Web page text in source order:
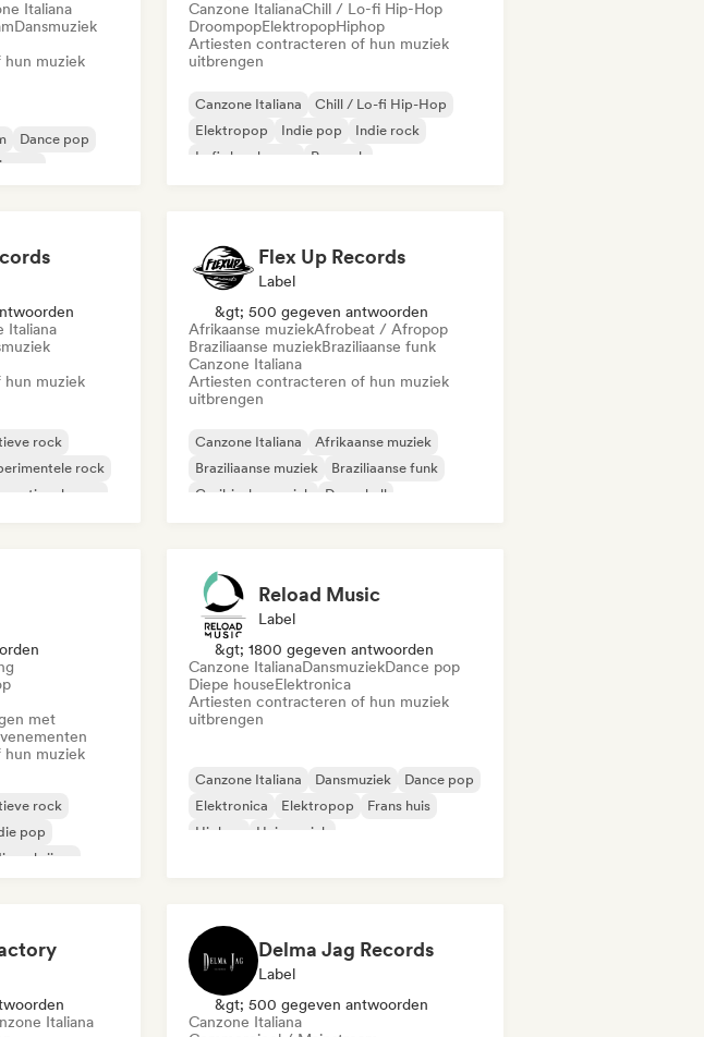
Italiana
Dansmuziek
muziek
Dance pop
pop
Canzone ItalianaChill / Lo-fi Hip-Hop
DroompopElektropopHiphop
Artiesten contracteren of hun muziek
uitbrengen
Canzone Italiana
Chill / Lo-fi Hip-Hop
Elektropop
Indie pop
Indie rock
Lofi slaapkamer
Poprock
Italiana
muziek
rock
rock
pop
Flex Up Records
Label
&gt; 500 gegeven antwoorden
Afrikaanse muziekAfrobeat / Afropop
Braziliaanse muziekBraziliaanse funk
Canzone Italiana
Artiesten contracteren of hun muziek
uitbrengen
Canzone Italiana
Afrikaanse muziek
Braziliaanse muziek
Braziliaanse funk
Caribische muziek
Dancehall
met
muziek
rock
pop
Reload Music
Label
&gt; 1800 gegeven antwoorden
Canzone ItalianaDansmuziekDance pop
Diepe houseElektronica
Artiesten contracteren of hun muziek
uitbrengen
Canzone Italiana Dansmuziek
Dance pop
Elektronica
Elektropop
Frans huis
Hiphop
Huismuziek
Italiana
Delma Jag Records
Label
&gt; 500 gegeven antwoorden
Canzone Italiana